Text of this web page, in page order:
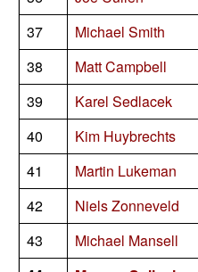
37
Michael Smith
38
Matt Campbell
39
Karel Sedlacek
40
Kim Huybrechts
41
Martin Lukeman
42
Niels Zonneveld
43
Michael Mansell